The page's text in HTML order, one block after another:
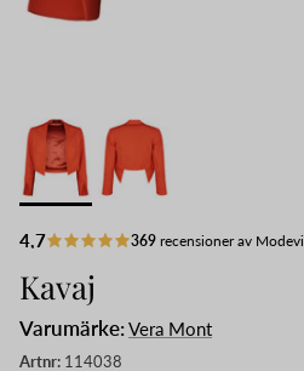
Kavaj
Varumärke:Vera Mont